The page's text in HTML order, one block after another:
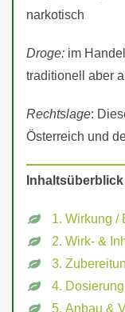
narkotisch
Droge: im
traditionell aber
Rechtslage:
Österreich und
Inhaltsüberblick
1. Wirkung /
2. Wirk- &
3.
4.
5. Anbau &